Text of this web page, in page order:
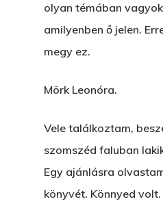
olyan témában
amilyenben ő jelen.
megy ez.
Mörk Leonóra.
Vele találkoztam,
szomszéd faluban
Egy ajánlásra
könyvét. Könnyed volt.